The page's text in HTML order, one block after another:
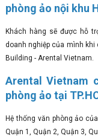
phòng ảo nội khu
Khách hàng sẽ được hỗ
doanh nghiệp của mình khi
Building - Arental Vietnam.
Arental Vietnam
phòng ảo tại
Hệ thống văn phòng ảo
Quận 1, Quận 2, Quận 3,